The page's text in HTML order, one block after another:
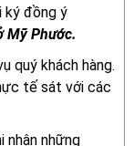
ký đồng ý
Mỹ Phước.
quý khách hàng.
tế sát với các
nhận những